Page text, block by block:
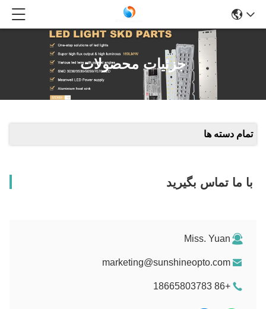
جزئیات محصولات
تمام دسته ها
با ما تماس بگیرید
Miss. Yuan
marketing@sunshineopto.com
+86 18665803783